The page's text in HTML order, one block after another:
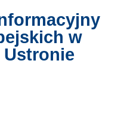
w
Ustronie